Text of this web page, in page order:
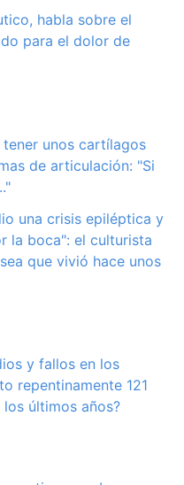
habla sobre el
para el dolor de
unos cartílagos
de articulación: "Si
una crisis epiléptica y
la boca": el culturista
que vivió hace unos
y fallos en los
repentinamente 121
últimos años?